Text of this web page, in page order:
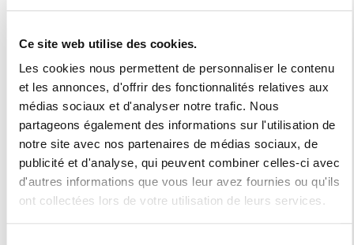
Ce site web utilise des cookies.
Les cookies nous permettent de personnaliser le contenu
et les annonces, d'offrir des fonctionnalités relatives aux
médias sociaux et d'analyser notre trafic. Nous
partageons également des informations sur l'utilisation de
notre site avec nos partenaires de médias sociaux, de
publicité et d'analyse, qui peuvent combiner celles-ci avec
d'autres informations que vous leur avez fournies ou qu'ils
ont collectées lors de votre utilisation de leurs services.
73257005226AV
Où se situe le logement
+
−